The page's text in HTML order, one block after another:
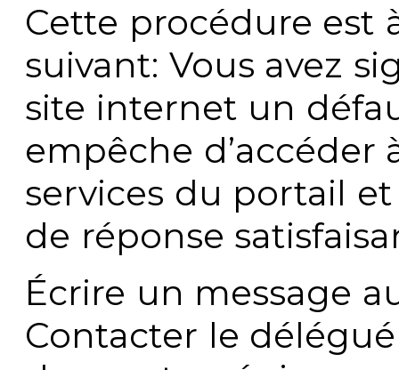
Cette procédure est
suivant: Vous avez
site internet un
empêche
services du portail
de réponse
Écrire un message
Contacter le